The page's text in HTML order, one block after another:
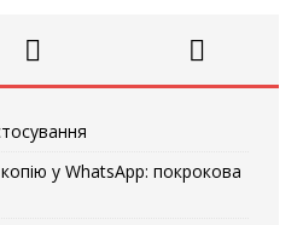
у WhatsApp: покрокова